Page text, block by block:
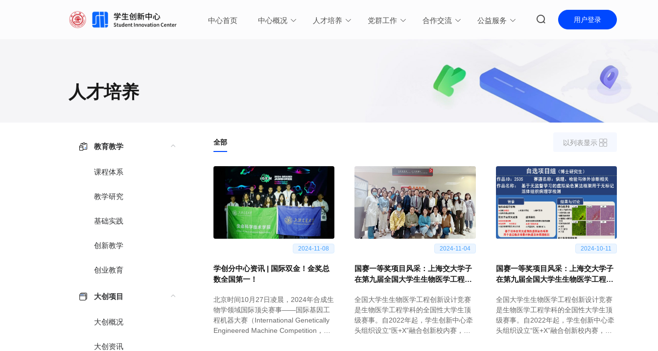
中心首页 中心概况 人才培养 党群工作 合作交流 公益服务 用户登录
人才培养
教育教学
课程体系
教学研究
基础实践
创新教学
创业教育
大创项目
大创概况
大创资讯
全部 以列表显示
2024-11-08
学创分中心资讯 | 国际双金！金奖总
数全国第一！
北京时间10月27日凌晨，2024年合成生
物学领域国际顶尖赛事——国际基因工
程机器大赛（International Genetically
Engineered Machine Competition，以
2024-11-04
国赛一等奖项目风采：上海交大学子
在第九届全国大学生生物医学工程创
全国大学生生物医学工程创新设计竞赛
是生物医学工程学科的全国性大学生顶
级赛事。自2022年起，学生创新中心牵
头组织设立“医+X”融合创新校内赛，并
2024-10-11
国赛一等奖项目风采：上海交大学子
在第九届全国大学生生物医学工程创
全国大学生生物医学工程创新设计竞赛
是生物医学工程学科的全国性大学生顶
级赛事。自2022年起，学生创新中心牵
头组织设立“医+X”融合创新校内赛，并